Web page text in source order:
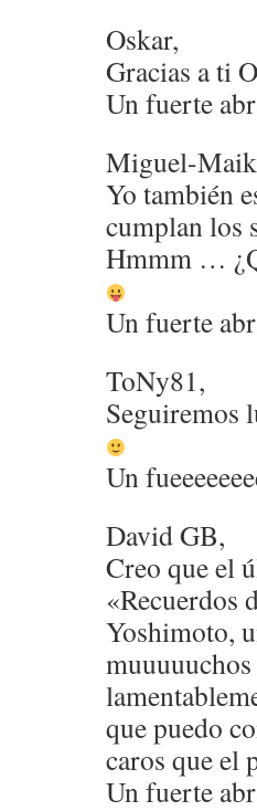
Oskar,
Gracias a ti
Un fuerte
Miguel-
Yo también
cumplan los
Hmmm …
Un fuerte
ToNy81,
Seguiremos
Un
David GB,
Creo que el
«Recuerdos
Yoshimoto,
que puedo
caros que el
Un fuerte